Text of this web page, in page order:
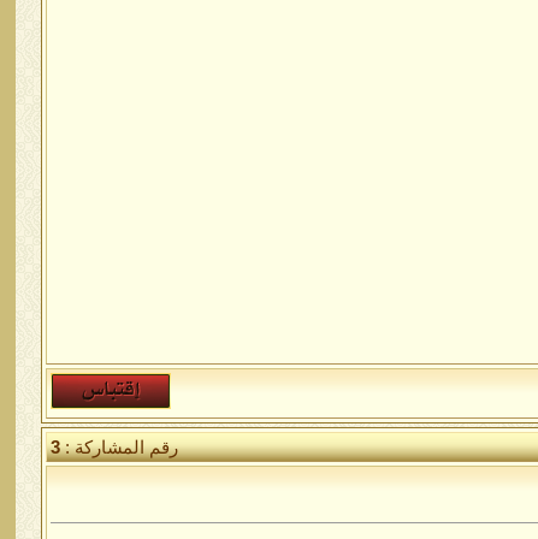
رقم المشاركة :3